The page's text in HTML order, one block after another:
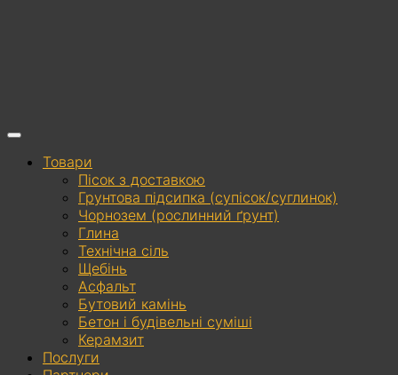
Товари
Пісок з доставкою
Грунтова підсипка (супісок/суглинок)
Чорнозем (рослинний ґрунт)
Глина
Технічна сіль
Щебінь
Асфальт
Бутовий камінь
Бетон і будівельні суміші
Керамзит
Послуги